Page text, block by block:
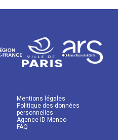
Mentions légales
Politique des données
personnelles
Agence ID Meneo
FAQ